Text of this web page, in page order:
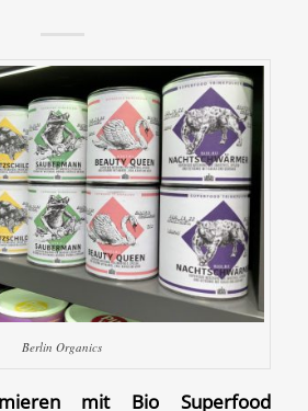
Berlin Organics
mit Bio Superfood